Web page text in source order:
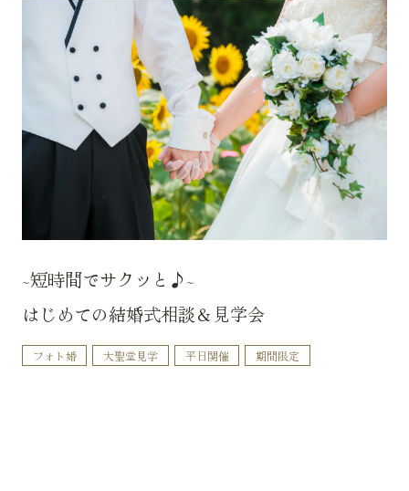
~短時間でサクッと♪~
はじめての結婚式相談＆見学会
フォト婚 大聖堂見学 平日開催 期間限定